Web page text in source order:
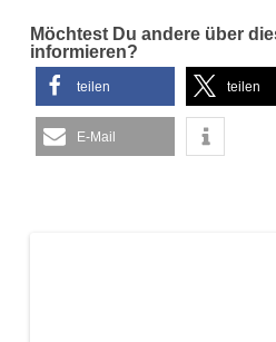
Möchtest Du andere über
informieren?
teilen teilen
E-Mail